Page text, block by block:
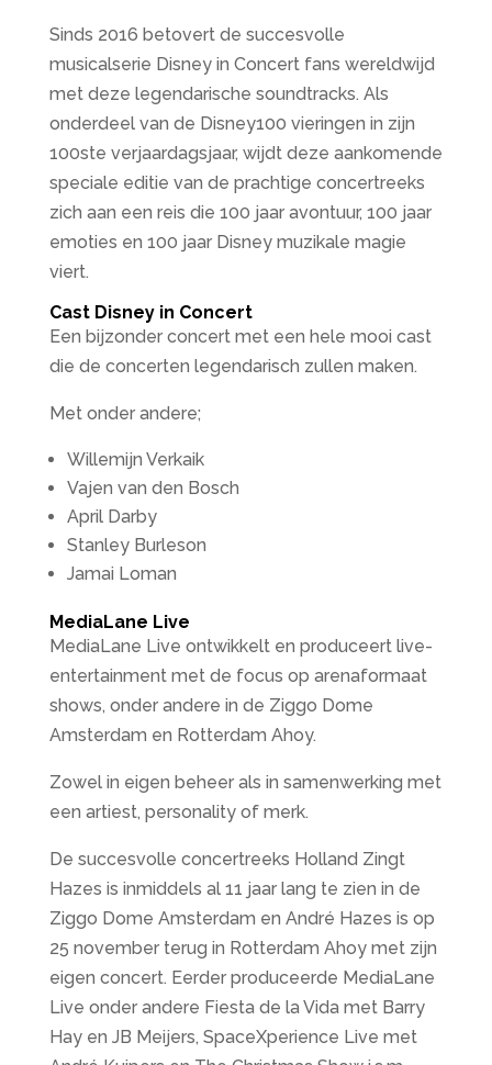
Sinds 2016 betovert de succesvolle
musicalserie Disney in Concert fans wereldwijd
met deze legendarische soundtracks. Als
onderdeel van de Disney100 vieringen in zijn
100ste verjaardagsjaar, wijdt deze aankomende
speciale editie van de prachtige concertreeks
zich aan een reis die 100 jaar avontuur, 100 jaar
emoties en 100 jaar Disney muzikale magie
viert.
Cast Disney in Concert
Een bijzonder concert met een hele mooi cast
die de concerten legendarisch zullen maken.
Met onder andere;
Willemijn Verkaik
Vajen van den Bosch
April Darby
Stanley Burleson
Jamai Loman
MediaLane Live
MediaLane Live ontwikkelt en produceert live-
entertainment met de focus op arenaformaat
shows, onder andere in de Ziggo Dome
Amsterdam en Rotterdam Ahoy.
Zowel in eigen beheer als in samenwerking met
een artiest, personality of merk.
De succesvolle concertreeks Holland Zingt
Hazes is inmiddels al 11 jaar lang te zien in de
Ziggo Dome Amsterdam en André Hazes is op
25 november terug in Rotterdam Ahoy met zijn
eigen concert. Eerder produceerde MediaLane
Live onder andere Fiesta de la Vida met Barry
Hay en JB Meijers, SpaceXperience Live met